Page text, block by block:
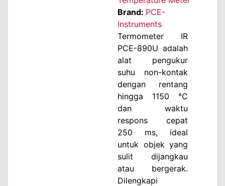
Brand: PCE-
Instruments
Termometer IR
PCE-890U adalah
alat pengukur
suhu non-kontak
dengan rentang
hingga 1150 °C
dan waktu
respons cepat
250 ms, ideal
untuk objek yang
sulit dijangkau
atau bergerak.
Dilengkapi